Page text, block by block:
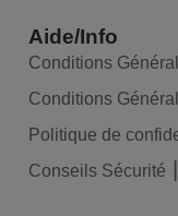
Aide/Info
Conditions
Conditions
Politique de
Conseils Sécurité